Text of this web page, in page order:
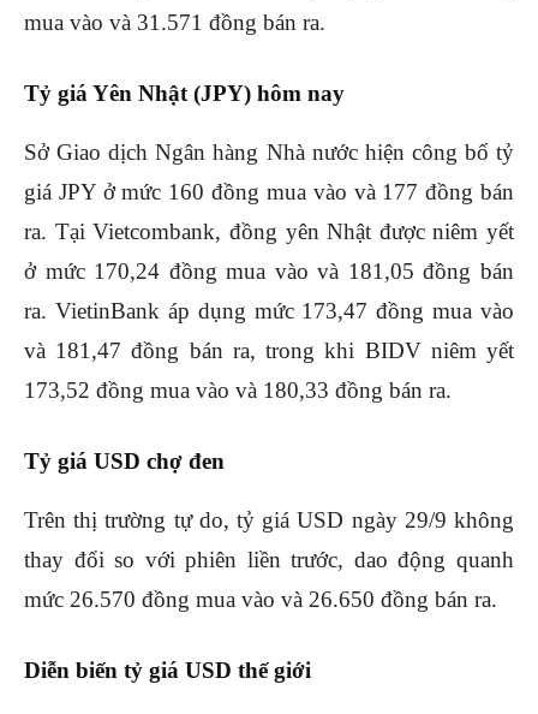
mua vào và 31.571 đồng bán ra.
Tỷ giá Yên Nhật (JPY) hôm nay
Sở Giao dịch Ngân hàng Nhà nước hiện công bố tỷ
giá JPY ở mức 160 đồng mua vào và 177 đồng bán
ra. Tại Vietcombank, đồng yên Nhật được niêm yết
ở mức 170,24 đồng mua vào và 181,05 đồng bán
ra. VietinBank áp dụng mức 173,47 đồng mua vào
và 181,47 đồng bán ra, trong khi BIDV niêm yết
173,52 đồng mua vào và 180,33 đồng bán ra.
Tỷ giá USD chợ đen
Trên thị trường tự do, tỷ giá USD ngày 29/9 không
thay đổi so với phiên liền trước, dao động quanh
mức 26.570 đồng mua vào và 26.650 đồng bán ra.
Diễn biến tỷ giá USD thế giới